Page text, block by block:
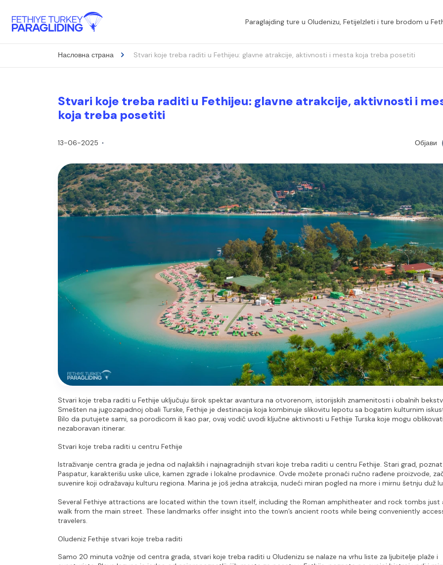
Paraglajding ture u Oludenizu, FetijeIzleti i ture brodom u
Насловна страна Stvari koje treba raditi u Fethijeu: glavne atrakcije, aktivnosti i mesta koja treba posetiti
Stvari koje treba raditi u Fethijeu: glavne atrakcije, aktivnosti i
koja treba posetiti
13-06-2025 Објави
Stvari koje treba raditi u Fethije uključuju širok spektar avantura na otvorenom, istorijskih znamenitosti i obalnih
Smešten na jugozapadnoj obali Turske, Fethije je destinacija koja kombinuje slikovitu lepotu sa bogatim kulturnim
Bilo da putujete sami, sa porodicom ili kao par, ovaj vodič uvodi ključne aktivnosti u Fethije Turska koje mogu oblikovati
nezaboravan itinerar.
Stvari koje treba raditi u centru Fethije
Istraživanje centra grada je jedna od najlakših i najnagradnijih stvari koje treba raditi u centru Fethije. Stari grad,
Paspatur, karakterišu uske ulice, kamen zgrade i lokalne prodavnice. Ovde možete pronaći ručno rađene proizvode,
suvenire koji odražavaju kulturu regiona. Marina je još jedna atrakcija, nudeći miran pogled na more i mirnu šetnju duž
Several Fethiye attractions are located within the town itself, including the Roman amphitheater and rock tombs just
walk from the main street. These landmarks offer insight into the town’s ancient roots while being conveniently
travelers.
Oludeniz Fethije stvari koje treba raditi
Samo 20 minuta vožnje od centra grada, stvari koje treba raditi u Oludenizu se nalaze na vrhu liste za ljubitelje plaže i